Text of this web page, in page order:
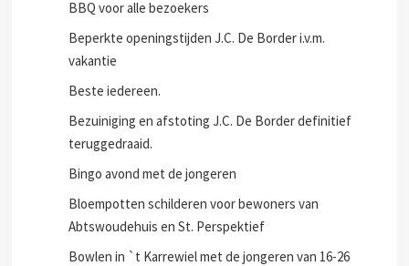
BBQ voor alle bezoekers
Beperkte openingstijden J.C. De Border i.v.m.
vakantie
Beste iedereen.
Bezuiniging en afstoting J.C. De Border definitief
teruggedraaid.
Bingo avond met de jongeren
Bloempotten schilderen voor bewoners van
Abtswoudehuis en St. Perspektief
Bowlen in `t Karrewiel met de jongeren van 16-26